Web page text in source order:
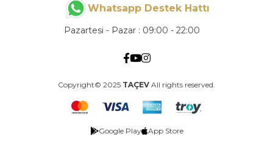
Whatsapp Destek Hattı
Pazartesi - Pazar : 09:00 - 22:00
Copyright© 2025 TAÇEV All rights reserved.
Google Play App Store